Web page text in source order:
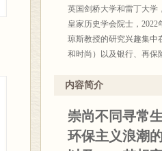
同因素影响，
迹，尤其是能
行业发展。我
琼斯教授是当
与我们熟知的
些“怀抱企业可
英国剑桥大学和雷丁大学
皇家历史学会院士，
琼斯教授的研究兴趣集中
和时尚）以及银行、再保
译者简介：
委员，欧美同学会北欧零
林立强，福建师范大学社
会企业史专业委员会副
内容简介
崇尚不同寻常
环保主义浪潮